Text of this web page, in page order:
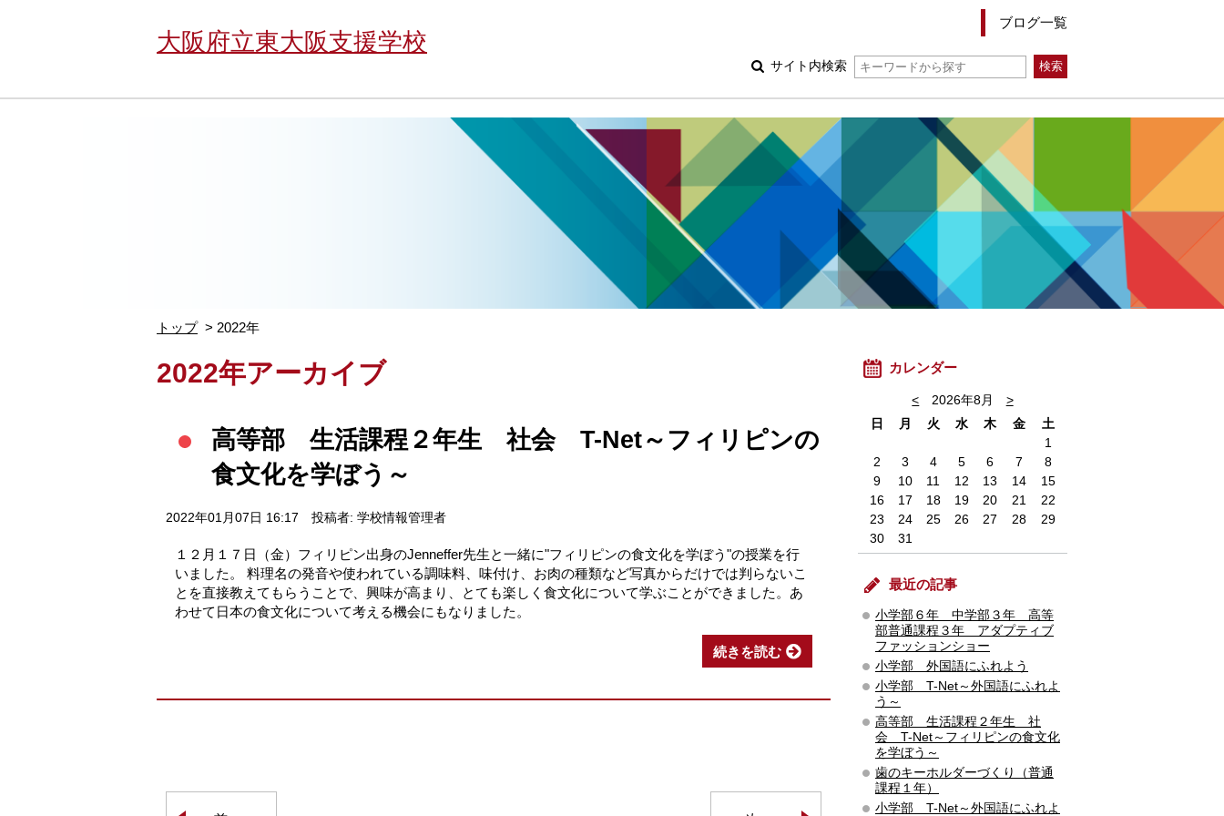
大阪府立東大阪支援学校
ブログ一覧
サイト内検索
トップ 2022年
2022年アーカイブ
高等部 生活課程２年生 社会 T-Net～フィリピンの
食文化を学ぼう～
2022年01月07日 16:17 投稿者: 学校情報管理者
１２月１７日（金）フィリピン出身のJenneffer先生と一緒に"フィリピンの食文化を学ぼう"の授業を行
いました。 料理名の発音や使われている調味料、味付け、お肉の種類など写真からだけでは判らないこ
とを直接教えてもらうことで、興味が高まり、とても楽しく食文化について学ぶことができました。あ
わせて日本の食文化について考える機会にもなりました。
続きを読む
カレンダー
< 2026年8月
>
日
月 火 水 木 金
土
1
2
3 4 5 6 7
8
9
10 11 12 13 14
15
16
17 18 19 20 21
22
23
24 25 26 27 28
29
30
31
最近の記事
小学部６年 中学部３年 高等
部普通課程３年 アダプティブ
ファッションショー
小学部 外国語にふれよう
小学部 T-Net～外国語にふれよ
う～
高等部 生活課程２年生 社
会 T-Net～フィリピンの食文化
を学ぼう～
歯のキーホルダーづくり（普通
課程１年）
小学部 T-Net～外国語にふれよ